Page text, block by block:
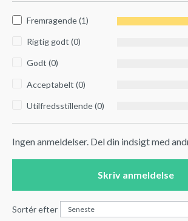
Fremragende (1)
Rigtig godt (0)
Godt (0)
Acceptabelt (0)
Utilfredsstillende (0)
Ingen anmeldelser. Del din indsigt med
Skriv anmeldelse
Sortér efter